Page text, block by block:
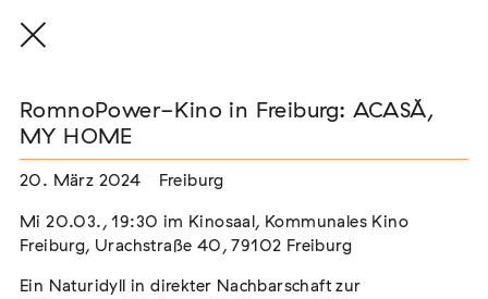
THE THREAD THAT HOLDS / DER FADEN,
DER HÄLT
Extern
22. Juli 2026 - 04. Oktober 2026 Augsburg
RomnoPower-Kino in Freiburg: ACASĂ,
MY HOME
20. März 2024 Freiburg
Mi 20.03., 19:30 im Kinosaal, Kommunales Kino
Freiburg, Urachstraße 40, 79102 Freiburg
Ein Naturidyll in direkter Nachbarschaft zur